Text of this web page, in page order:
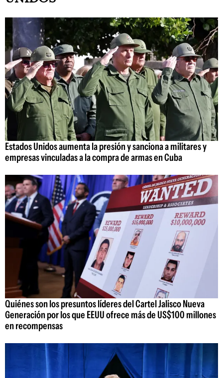
Estados Unidos aumenta la presión y sanciona a militares y
empresas vinculadas a la compra de armas en Cuba
Quiénes son los presuntos líderes del Cartel Jalisco Nueva
Generación por los que EEUU ofrece más de US$100 millones
en recompensas